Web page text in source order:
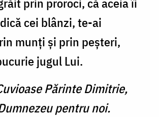
prin proroci, că aceia îi
cei blânzi, te-ai
munţi şi prin peşteri,
jugul Lui.
Părinte Dimitrie,
pentru noi.